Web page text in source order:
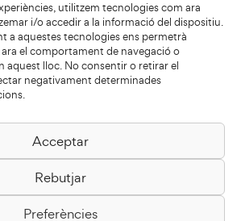
utilitzem tecnologies com ara
i/o accedir a la informació del dispositiu.
a aquestes tecnologies ens permetrà
el comportament de navegació o
aquest lloc. No consentir o retirar el
negativament determinades
Acceptar
Rebutjar
Preferències
Bayés
1